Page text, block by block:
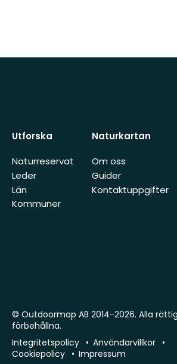
Utforska
Naturreservat
Leder
Län
Kommuner
Naturkartan
Om oss
Guider
Kontaktuppgifter
© Outdoormap AB 2014-2026. Alla
förbehållna.
Integritetspolicy
Användarvillkor
Cookiepolicy
Impressum